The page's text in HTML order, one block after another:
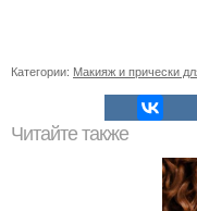
Категории: Макияж и прически
Читайте также